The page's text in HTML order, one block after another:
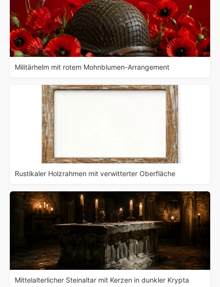
Militärhelm mit rotem Mohnblumen-Arrangement
Rustikaler Holzrahmen mit verwitterter Oberfläche
Mittelalterlicher Steinaltar mit Kerzen in dunkler Krypta